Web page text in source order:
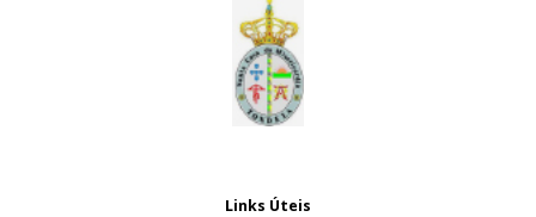
Links Úteis